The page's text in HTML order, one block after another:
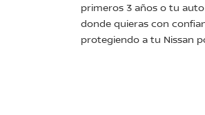
primeros 3 años o tu
donde quieras con
protegiendo a tu Nissan